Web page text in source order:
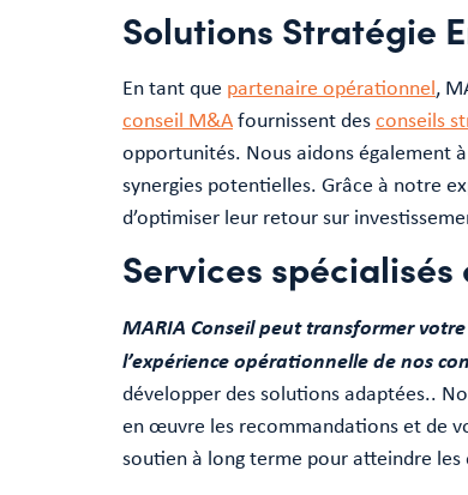
Solutions Stratégie
En tant que partenaire opérationnel,
conseil M&Afournissent desconseils
opportunités. Nous aidons également
synergies potentielles. Grâce à notre
d’optimiser leur retour sur
Services
MARIA Conseil peut transformer
l’expérience opérationnelle de nos
développer des solutions adaptées..
en œuvre les recommandations et de
soutien à long terme pour atteindre